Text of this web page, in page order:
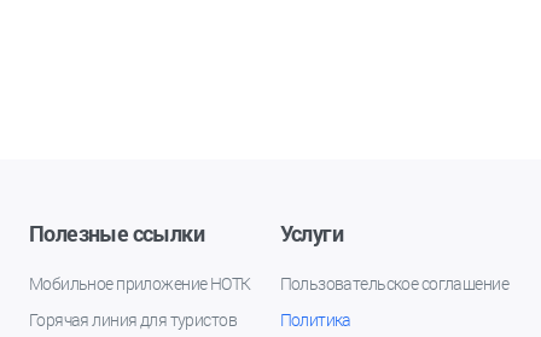
Полезные ссылки
Мобильное приложение НОТК
Горячая линия для туристов
Услуги
Пользовательское соглашение
Политика